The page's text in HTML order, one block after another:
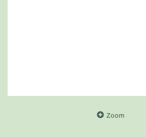
Zoom